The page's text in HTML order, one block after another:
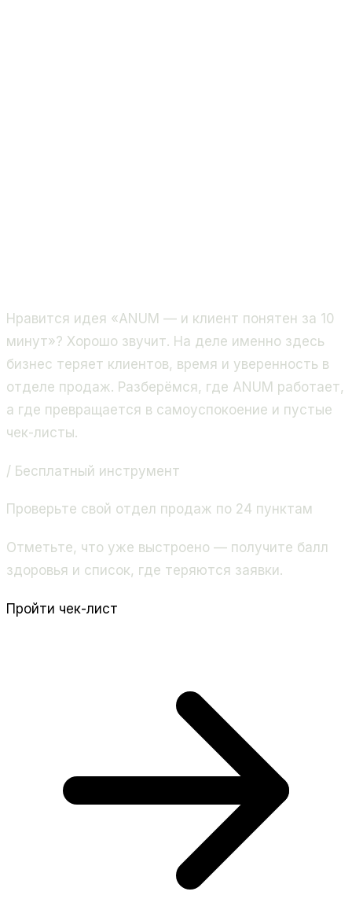
Нравится идея «ANUM — и клиент понятен за 10
минут»? Хорошо звучит. На деле именно здесь
бизнес теряет клиентов, время и уверенность в
отделе продаж. Разберёмся, где ANUM работает,
а где превращается в самоуспокоение и пустые
чек-листы.
/ Бесплатный инструмент
Проверьте свой отдел продаж по 24 пунктам
Отметьте, что уже выстроено — получите балл
здоровья и список, где теряются заявки.
Пройти чек-лист